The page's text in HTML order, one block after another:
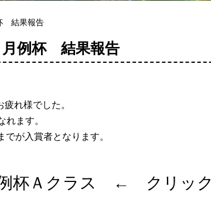
結果報告
例杯 結果報告
れ様でした。
れます。
が入賞者となります。
杯Ａクラス ← クリック